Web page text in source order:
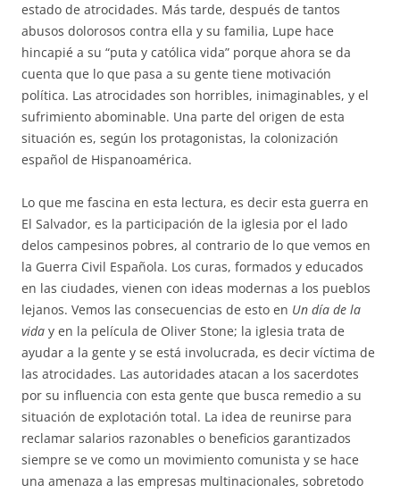
estado de atrocidades. Más tarde, después de tantos
abusos dolorosos contra ella y su familia, Lupe hace
hincapié a su “puta y católica vida” porque ahora se da
cuenta que lo que pasa a su gente tiene motivación
política. Las atrocidades son horribles, inimaginables, y el
sufrimiento abominable. Una parte del origen de esta
situación es, según los protagonistas, la colonización
español de Hispanoamérica.
Lo que me fascina en esta lectura, es decir esta guerra en
El Salvador, es la participación de la iglesia por el lado
delos campesinos pobres, al contrario de lo que vemos en
la Guerra Civil Española. Los curas, formados y educados
en las ciudades, vienen con ideas modernas a los pueblos
lejanos. Vemos las consecuencias de esto en Un día de la
vida y en la película de Oliver Stone; la iglesia trata de
ayudar a la gente y se está involucrada, es decir víctima de
las atrocidades. Las autoridades atacan a los sacerdotes
por su influencia con esta gente que busca remedio a su
situación de explotación total. La idea de reunirse para
reclamar salarios razonables o beneficios garantizados
siempre se ve como un movimiento comunista y se hace
una amenaza a las empresas multinacionales, sobretodo